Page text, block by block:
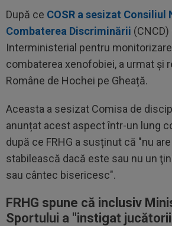
După ce COSR a sesizat Consiliul
Combaterea Discriminării
Interministerial pentru
combaterea xenofobiei, a urmat și
Române de Hochei pe Gheață.
Aceasta a sesizat Comisa de
anunțat acest aspect într-un lung
după ce FRHG a susținut că "nu
stabilească dacă este sau nu un
sau cântec bisericesc".
FRHG spune că inclusiv
Sportului a "instigat